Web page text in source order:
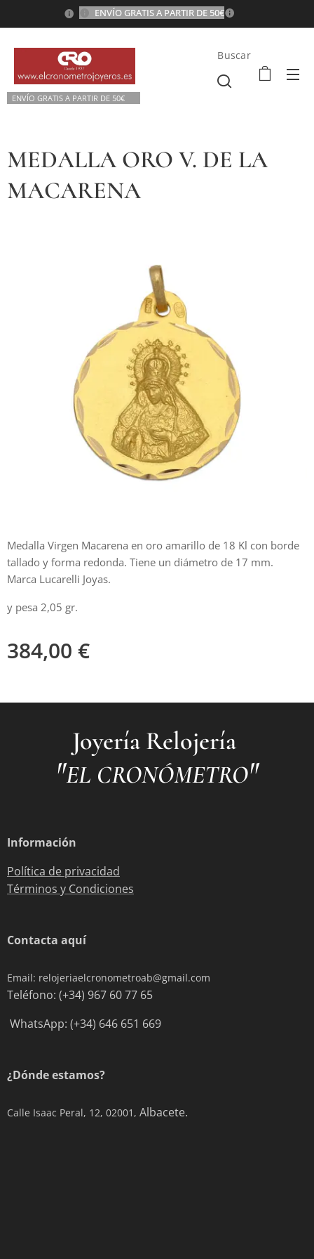
ENVÍO GRATIS A PARTIR DE 50€
ENVÍO GRATIS A PARTIR DE 50€💫
Buscar
MEDALLA ORO V. DE LA
MACARENA
Medalla Virgen Macarena en oro amarillo de 18 Kl con borde
tallado y forma redonda. Tiene un diámetro de 17 mm.
Marca Lucarelli Joyas.
y pesa 2,05 gr.
384,00 €
Joyería Relojería
"EL CRONÓMETRO"
Información
Política de privacidad
Términos y Condiciones
Contacta aquí
Email: relojeriaelcronometroab@gmail.com
Teléfono: (+34) 967 60 77 65
WhatsApp: (+34) 646 651 669
¿Dónde estamos?
Calle Isaac Peral, 12, 02001, Albacete.